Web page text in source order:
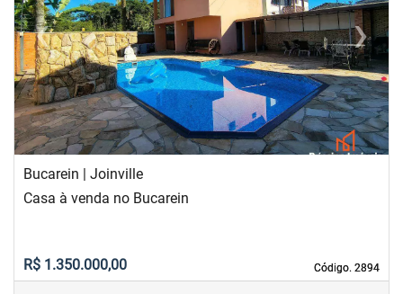
‹Previous ›Next
Bucarein | Joinville
Código. 2894
Código. 2894
Casa à venda no Bucarein
R$ 1.350.000,00